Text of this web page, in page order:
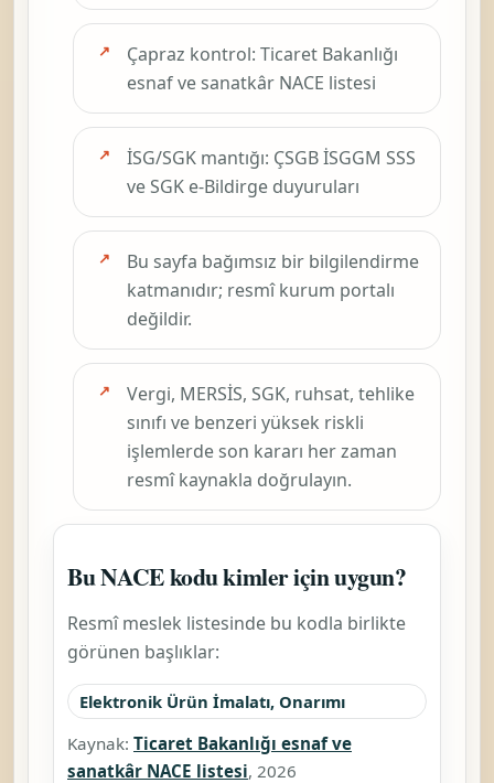
Çapraz kontrol: Ticaret Bakanlığı
esnaf ve sanatkâr NACE listesi
İSG/SGK mantığı: ÇSGB İSGGM SSS
ve SGK e-Bildirge duyuruları
Bu sayfa bağımsız bir bilgilendirme
katmanıdır; resmî kurum portalı
değildir.
Vergi, MERSİS, SGK, ruhsat, tehlike
sınıfı ve benzeri yüksek riskli
işlemlerde son kararı her zaman
resmî kaynakla doğrulayın.
Bu NACE kodu kimler için uygun?
Resmî meslek listesinde bu kodla birlikte
görünen başlıklar:
Elektronik Ürün İmalatı, Onarımı
Kaynak: Ticaret Bakanlığı esnaf ve
sanatkâr NACE listesi, 2026